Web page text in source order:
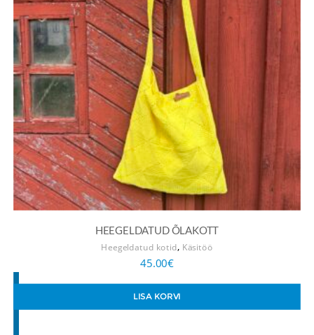
HEEGELDATUD ÕLAKOTT
Heegeldatud kotid, Käsitöö
45.00€
LISA KORVI